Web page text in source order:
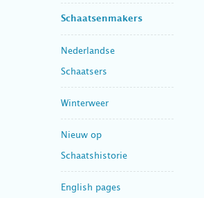
Schaatsenmakers
Nederlandse
Schaatsers
Winterweer
Nieuw op
Schaatshistorie
English pages